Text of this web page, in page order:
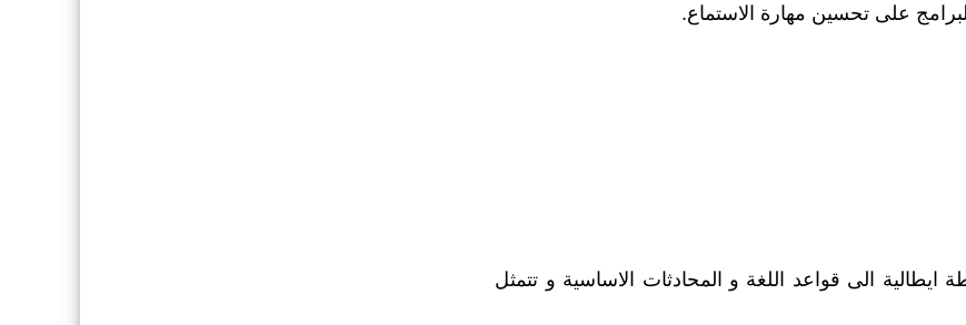
على تحسين مهارة الاستماع.
ايطالية الى قواعد اللغة و المحادثات الاساسية و تتمثل